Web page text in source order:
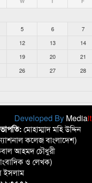
5 6 7
12 13 14
19 20 21
26 27 28
Developed By Mediait
মোহাম্মাদ মহি উদ্দিন
কলেজ বাংলাদেশ)
আহমদ চৌধুরী
ও লেখক)
ইসলাম